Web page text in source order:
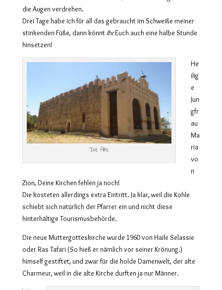
die Augen verdrehen.
Drei Tage habe ich für all das gebraucht im Schweiße meiner
stinkenden Füße, dann könnt IhrEuch auch eine halbe Stunde
hinsetzen!
Die Alte
He
ilig
e
Jun
gfr
au
Ma
ria
vo
n
Zion, Deine Kirchen fehlen ja noch!
Die kosteten allerdings extra Eintritt. Ja klar, weil die Kohle
schiebt sich natürlich der Pfarrer ein und nicht diese
hinterhältige Tourismusbehörde.
Die neue Muttergotteskirche wurde 1960 von Haile Selassie
oder Ras Tafari (So hieß er nämlich vor seiner Krönung.)
himself gestiftet, und zwar für die holde Damenwelt, der alte
Charmeur, weil in die alte Kirche durften ja nur Männer.